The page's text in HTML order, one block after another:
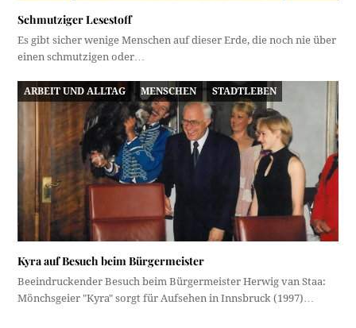
Schmutziger Lesestoff
Es gibt sicher wenige Menschen auf dieser Erde, die noch nie über
einen schmutzigen oder…
ARBEIT UND ALLTAG MENSCHEN STADTLEBEN
Kyra auf Besuch beim Bürgermeister
Beeindruckender Besuch beim Bürgermeister Herwig van Staa:
Mönchsgeier "Kyra" sorgt für Aufsehen in Innsbruck (1997)…